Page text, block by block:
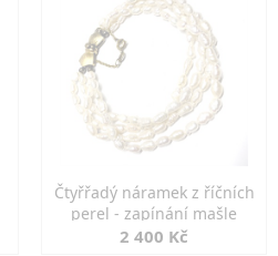
Čtyřřadý náramek z říčních
perel - zapínání mašle
2 400 Kč